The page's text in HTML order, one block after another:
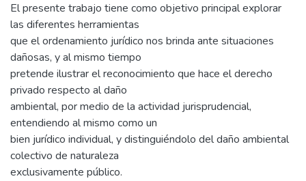
El presente trabajo tiene como objetivo principal explorar
las diferentes herramientas
que el ordenamiento jurídico nos brinda ante situaciones
dañosas, y al mismo tiempo
pretende ilustrar el reconocimiento que hace el derecho
privado respecto al daño
ambiental, por medio de la actividad jurisprudencial,
entendiendo al mismo como un
bien jurídico individual, y distinguiéndolo del daño ambiental
colectivo de naturaleza
exclusivamente público.